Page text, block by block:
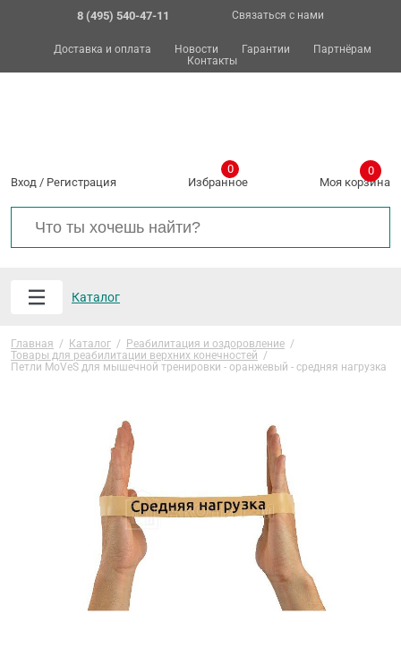
8 (495) 540-47-11 Связаться с нами
Доставка и оплата Новости Гарантии
Партнёрам
Контакты
Вход / Регистрация Избранное
0
Моя корзина
0
Каталог
Главная / Каталог / Реабилитация и оздоровление /
Товары для реабилитации верхних конечностей /
Петли MoVeS для мышечной тренировки - оранжевый - средняя нагрузка